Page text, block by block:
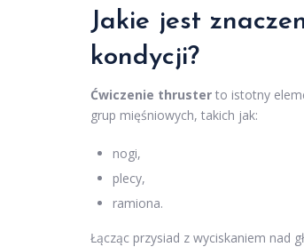
Jakie jest
kondycji?
Ćwiczenie thruster to istotny
grup mięśniowych, takich jak:
nogi,
plecy,
ramiona.
Łącząc przysiad z wyciskaniem nad